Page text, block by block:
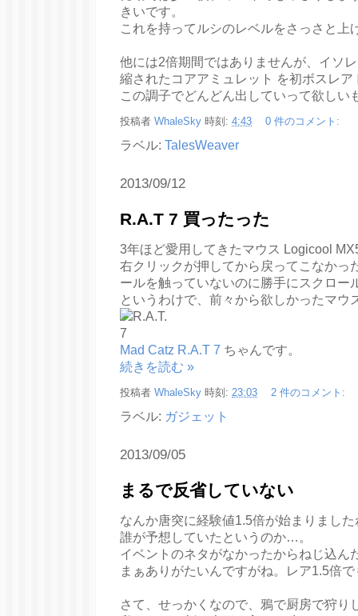
きいです。
これを持ってルシのレベルをさっさと上
他には2倍期間ではありませんが、イソ
縮されたコアアミュレット を初ボスレア
この調子でどんどん出していって欲しい
投稿者 WhaleSky 時刻: 4:43 0 件のコメント:
ラベル: TalesWeaver
2013/09/12
R.A.T 7 買ったった
3年ほど愛用してきたマウス Logicool
右クリックが押してから戻ってこなかっ
ールを触っていないのに勝手にスクロー
というわけで、前々から欲しかったマウ
Mad Catz R.A.T 7 ちゃんです。
続きを読む »
投稿者 WhaleSky 時刻: 23:03 2 件のコメント:
ラベル: ガジェット
2013/09/05
まるで反省していない
なんか唐突に経験値1.5倍が始まりました
誰が予想していたというのか…。
イベントのネタがなかったからねじ込ん
まぁありがたいんですがね。レア1.5倍
さて、せっかくなので、鴉で厨房で狩り